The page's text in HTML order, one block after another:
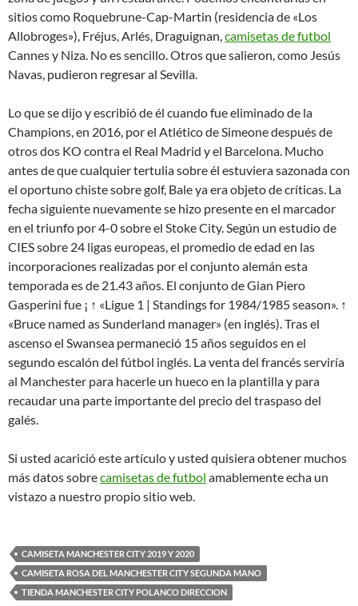
sitios como Roquebrune-Cap-Martin (residencia de «Los
Allobroges»), Fréjus, Arlés, Draguignan,camisetas de futbol
Cannes y Niza. No es sencillo. Otros que salieron, como Jesús
Navas, pudieron regresar al Sevilla.
Lo que se dijo y escribió de él cuando fue eliminado de la
Champions, en 2016, por el Atlético de Simeone después de
otros dos KO contra el Real Madrid y el Barcelona. Mucho
antes de que cualquier tertulia sobre él estuviera sazonada con
el oportuno chiste sobre golf, Bale ya era objeto de críticas. La
fecha siguiente nuevamente se hizo presente en el marcador
en el triunfo por 4-0 sobre el Stoke City. Según un estudio de
CIES sobre 24 ligas europeas, el promedio de edad en las
incorporaciones realizadas por el conjunto alemán esta
temporada es de 21.43 años. El conjunto de Gian Piero
Gasperini fue ¡ ↑ «Ligue 1 | Standings for 1984/1985 season». ↑
«Bruce named as Sunderland manager» (en inglés). Tras el
ascenso el Swansea permaneció 15 años seguidos en el
segundo escalón del fútbol inglés. La venta del francés serviría
al Manchester para hacerle un hueco en la plantilla y para
recaudar una parte importante del precio del traspaso del
galés.
Si usted acarició este artículo y usted quisiera obtener muchos
más datos sobrecamisetas de futbol amablemente echa un
vistazo a nuestro propio sitio web.
CAMISETA MANCHESTER CITY 2019 Y 2020
CAMISETA ROSA DEL MANCHESTER CITY SEGUNDA MANO
TIENDA MANCHESTER CITY POLANCO DIRECCION